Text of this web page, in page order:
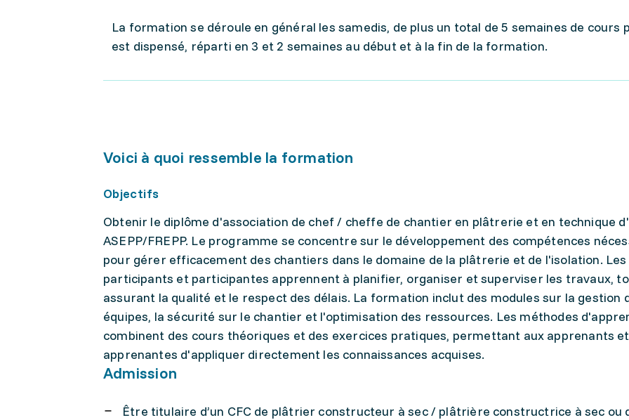
La formation se déroule en général les samedis, de plus un total de 5 semaines de cours
est dispensé, réparti en 3 et 2 semaines au début et à la fin de la formation.
Voici à quoi ressemble la formation
Objectifs
Obtenir le diplôme d'association de chef / cheffe de chantier en plâtrerie et en technique
ASEPP/FREPP. Le programme se concentre sur le développement des compétences
pour gérer efficacement des chantiers dans le domaine de la plâtrerie et de l'isolation. Les
participants et participantes apprennent à planifier, organiser et superviser les travaux,
assurant la qualité et le respect des délais. La formation inclut des modules sur la gestion
équipes, la sécurité sur le chantier et l'optimisation des ressources. Les méthodes
combinent des cours théoriques et des exercices pratiques, permettant aux apprenants et
apprenantes d'appliquer directement les connaissances acquises.
Admission
Être titulaire d’un CFC de plâtrier constructeur à sec / plâtrière constructrice à sec ou